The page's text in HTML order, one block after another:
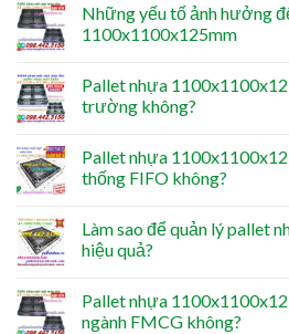
Những yếu tố ảnh hưởng
1100x1100x125mm
Pallet nhựa
trường không?
Pallet nhựa
thống FIFO không?
Làm sao để quản lý pallet
hiệu quả?
Pallet nhựa
ngành FMCG không?